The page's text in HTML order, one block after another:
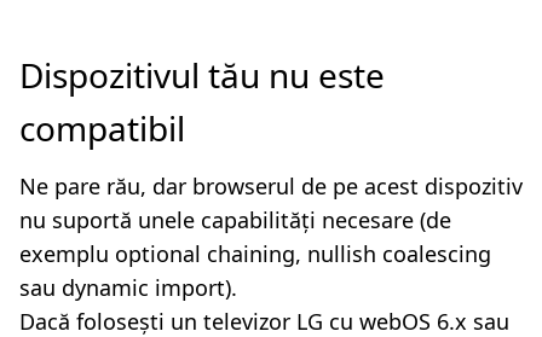
Dispozitivul tău nu este
compatibil
Ne pare rău, dar browserul de pe acest dispozitiv
nu suportă unele capabilități necesare (de
exemplu optional chaining, nullish coalescing
sau dynamic import).
Dacă folosești un televizor LG cu webOS 6.x sau